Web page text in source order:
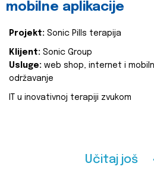
mobilne aplikacije
Projekt: Sonic Pills terapija
Klijent: Sonic Group
Usluge: web shop, internet i
održavanje
IT u inovativnoj terapiji zvukom
Učitaj još